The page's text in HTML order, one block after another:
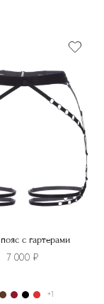
с гартерами
7 000 ₽
+1